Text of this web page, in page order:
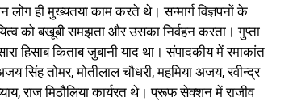
ही मुख्यतया काम करते थे। सन्मार्ग विज्ञपनों के
को बखूबी समझता और उसका निर्वहन करता। गुप्ता
हिसाब किताब जुबानी याद था। संपादकीय में रमाकांत
सिंह तोमर, मोतीलाल चौधरी, महमिया अजय, रवीन्द्र
राज मिठौलिया कार्यरत थे। प्रूफ सेक्शन में राजीव